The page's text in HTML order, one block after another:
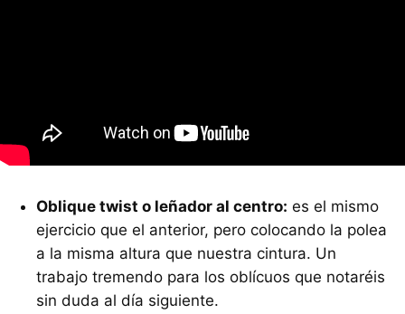
Oblique twist o leñador al centro: es el mismo
ejercicio que el anterior, pero colocando la polea
a la misma altura que nuestra cintura. Un
trabajo tremendo para los oblícuos que notaréis
sin duda al día siguiente.